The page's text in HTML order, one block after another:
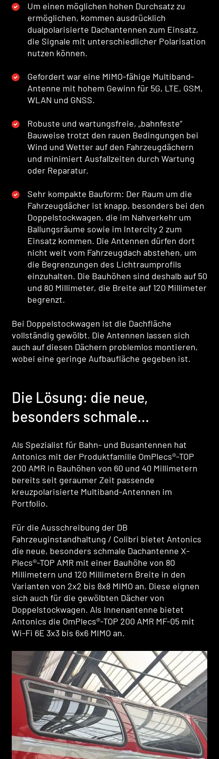
Um einen möglichen hohen Durchsatz zu
ermöglichen, kommen ausdrücklich
dualpolarisierte Dachantennen zum Einsatz,
die Signale mit unterschiedlicher Polarisation
nutzen können.
Gefordert war eine MIMO-fähige Multiband-
Antenne mit hohem Gewinn für 5G, LTE, GSM,
WLAN und GNSS.
Robuste und wartungsfreie, „bahnfeste“
Bauweise trotzt den rauen Bedingungen bei
Wind und Wetter auf den Fahrzeugdächern
und minimiert Ausfallzeiten durch Wartung
oder Reparatur.
Sehr kompakte Bauform: Der Raum um die
Fahrzeugdächer ist knapp, besonders bei den
Doppelstockwagen, die im Nahverkehr um
Ballungsräume sowie im Intercity 2 zum
Einsatz kommen. Die Antennen dürfen dort
nicht weit vom Fahrzeugdach abstehen, um
die Begrenzungen des Lichtraumprofils
einzuhalten. Die Bauhöhen sind deshalb auf 50
und 80 Millimeter, die Breite auf 120 Millimeter
begrenzt.
Bei Doppelstockwagen ist die Dachfläche
vollständig gewölbt. Die Antennen lassen sich
auch auf diesen Dächern problemlos montieren,
wobei eine geringe Aufbaufläche gegeben ist.
Die Lösung: die neue,
besonders schmale
AMR
Als Spezialist für Bahn- und Busantennen hat
Antonics mit der Produktfamilie OmPlecs®-TOP
200 AMR in Bauhöhen von 60 und 40 Millimetern
bereits seit geraumer Zeit passende
kreuzpolarisierte Multiband-Antennen im
Portfolio.
Für die Ausschreibung der DB
Fahrzeuginstandhaltung / Colibri bietet Antonics
die neue, besonders schmale Dachantenne X-
Plecs®-TOP AMR mit einer Bauhöhe von 80
Millimetern und 120 Millimetern Breite in den
Varianten von 2x2 bis 8x8 MIMO an. Diese eignen
sich auch für die gewölbten Dächer von
Doppelstockwagen. Als Innenantenne bietet
Antonics die OmPlecs®-TOP 200 AMR MF-05 mit
Wi-Fi 6E 3x3 bis 6x6 MIMO an.
Die Lösung: die neue,
besonders schmale
AMR
Als Spezialist für Bahn- und Busantennen hat
Antonics mit der Produktfamilie OmPlecs®-TOP
200 AMR in Bauhöhen von 60 und 40 Millimetern
bereits seit geraumer Zeit passende
kreuzpolarisierte Multiband-Antennen im
Portfolio.
Für die Ausschreibung der DB
Fahrzeuginstandhaltung / Colibri bietet Antonics
die neue, besonders schmale Dachantenne X-
Plecs®-TOP AMR mit einer Bauhöhe von 80
Millimetern und 120 Millimetern Breite in den
Varianten von 2x2 bis 8x8 MIMO an. Diese eignen
sich auch für die gewölbten Dächer von
Doppelstockwagen. Als Innenantenne bietet
Antonics die OmPlecs®-TOP 200 AMR MF-05 mit
Wi-Fi 6E 3x3 bis 6x6 MIMO an.